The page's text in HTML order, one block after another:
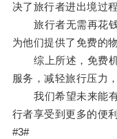
决了旅行者进出境过
旅行者无需再花钱
为他们提供了免费的
综上所述，免费机
服务，减轻旅行压力
我们希望未来能有
行者享受到更多的便
#3#